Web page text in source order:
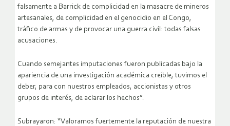
falsamente a Barrick de complicidad en la masacre de mineros
artesanales, de complicidad en el genocidio en el Congo,
tráfico de armas y de provocar una guerra civil: todas falsas
acusaciones.
Cuando semejantes imputaciones fueron publicadas bajo la
apariencia de una investigación académica creíble, tuvimos el
deber, para con nuestros empleados, accionistas y otros
grupos de interés, de aclarar los hechos”.
Subrayaron: “Valoramos fuertemente la reputación de nuestra